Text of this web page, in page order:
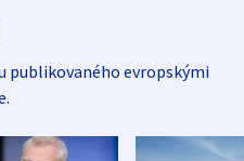
publikovaného evropskými